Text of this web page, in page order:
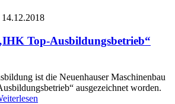
14.12.2018
Top-Ausbildungsbetrieb“
ist die Neuenhauser Maschinenbau
ausgezeichnet worden.